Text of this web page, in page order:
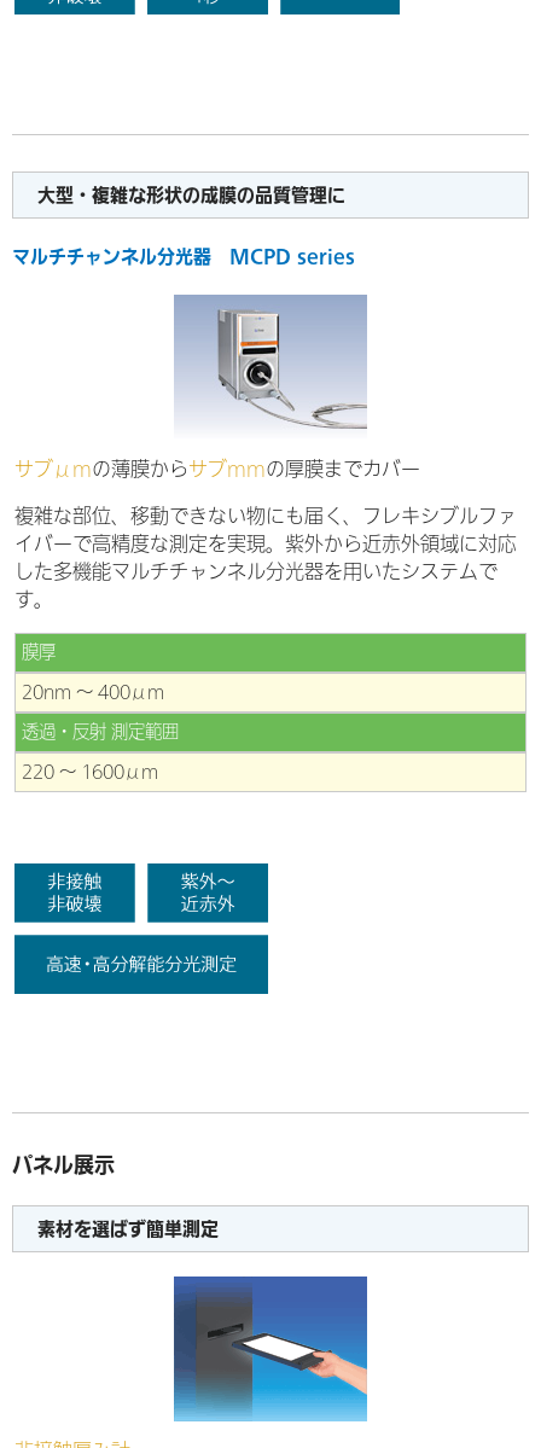
大型・複雑な形状の成膜の品質管理に
マルチチャンネル分光器 MCPD series
サブμmの薄膜からサブmmの厚膜までカバー
複雑な部位、移動できない物にも届く、フレキシブルファ
イバーで高精度な測定を実現。紫外から近赤外領域に対応
した多機能マルチチャンネル分光器を用いたシステムで
す。
膜厚
20nm ～ 400μm
透過・反射 測定範囲
220 ～ 1600μm
パネル展示
素材を選ばず簡単測定